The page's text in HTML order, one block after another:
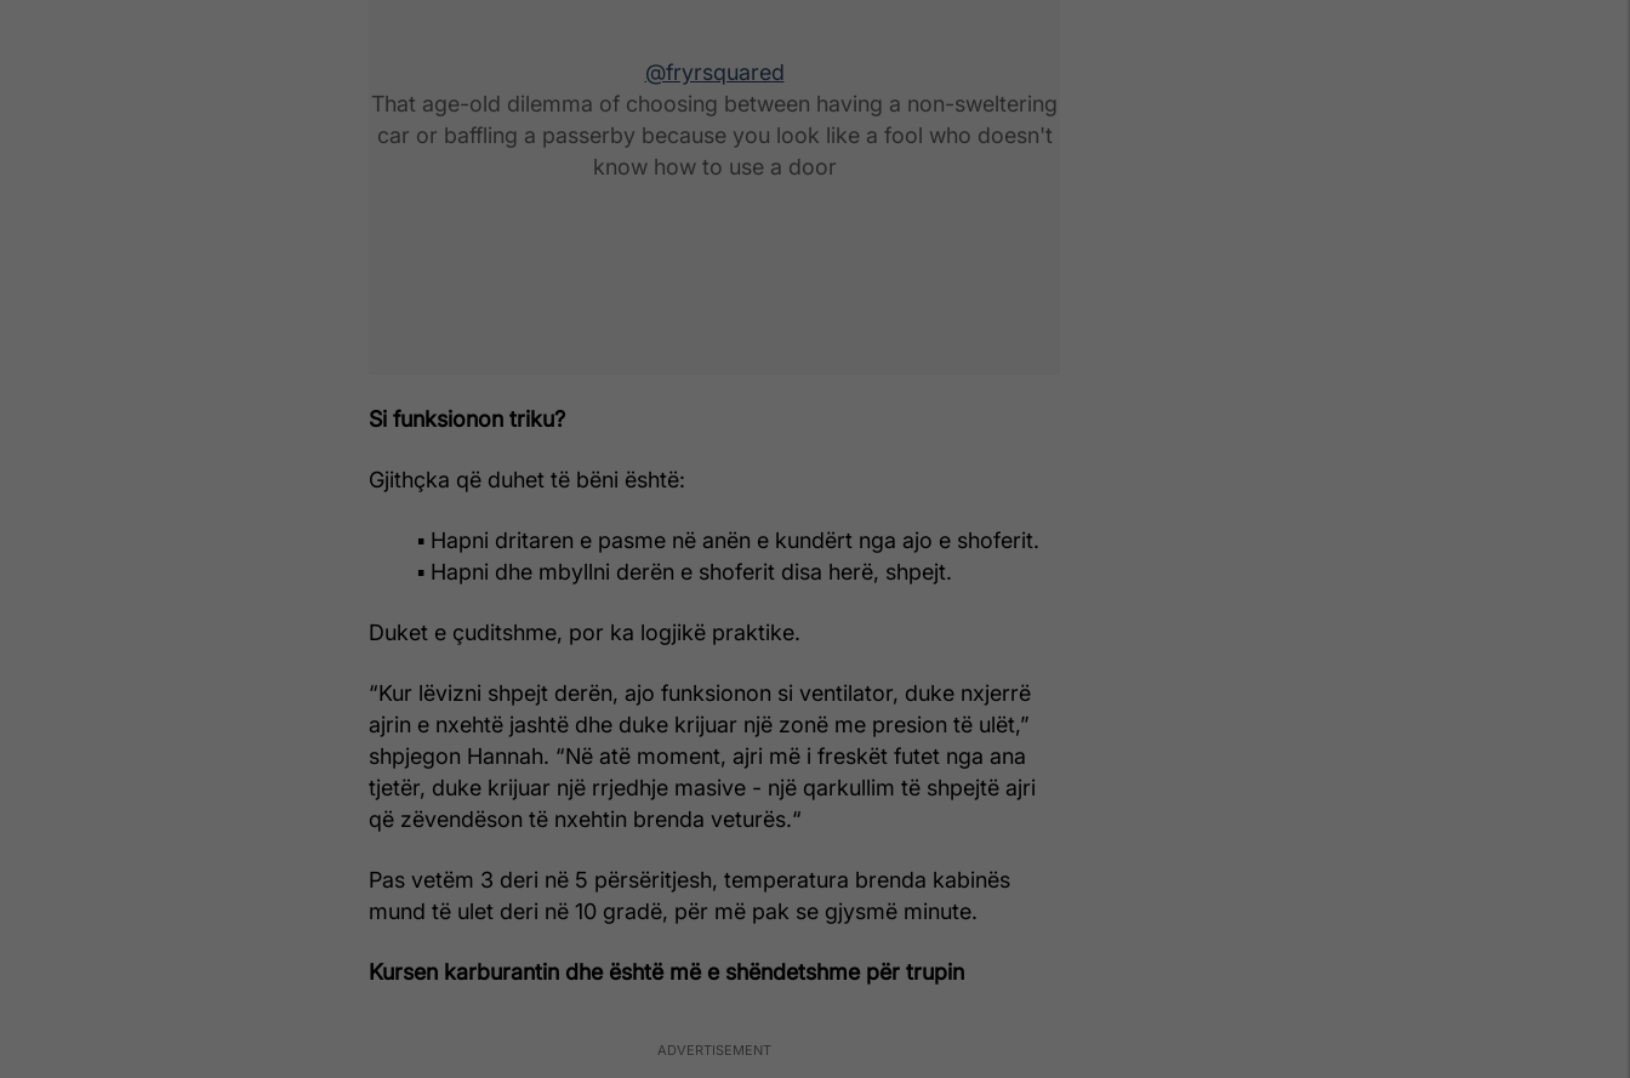
@fryrsquared
That age-old dilemma of choosing between having a non-sweltering
car or baffling a passerby because you look like a fool who doesn't
know how to use a door
Si funksionon triku?
Gjithçka që duhet të bëni është:
▪ Hapni dritaren e pasme në anën e kundërt nga ajo e shoferit.
▪ Hapni dhe mbyllni derën e shoferit disa herë, shpejt.
Duket e çuditshme, por ka logjikë praktike.
“Kur lëvizni shpejt derën, ajo funksionon si ventilator, duke nxjerrë
ajrin e nxehtë jashtë dhe duke krijuar një zonë me presion të ulët,”
shpjegon Hannah. “Në atë moment, ajri më i freskët futet nga ana
tjetër, duke krijuar një rrjedhje masive - një qarkullim të shpejtë ajri
që zëvendëson të nxehtin brenda veturës.“
Pas vetëm 3 deri në 5 përsëritjesh, temperatura brenda kabinës
mund të ulet deri në 10 gradë, për më pak se gjysmë minute.
Kursen karburantin dhe është më e shëndetshme për trupin